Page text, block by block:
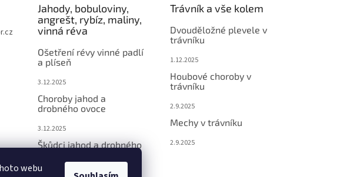
webu
Jahody, bobuloviny,
angrešt, rybíz, maliny,
vinná réva
Ošetření révy vinné padlí
a plíseň
3.12.2025
Choroby jahod a
drobného ovoce
3.12.2025
Škůdci jahod a drobného
Trávník a vše kolem
Dvouděložné plevele v
trávníku
1.12.2025
Houbové choroby v
trávníku
2.9.2025
Mechy v trávníku
2.9.2025